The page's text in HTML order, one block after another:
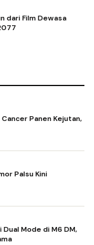
dari Film Dewasa
Panen Kejutan,
Palsu Kini
Dual Mode di M6 DM,